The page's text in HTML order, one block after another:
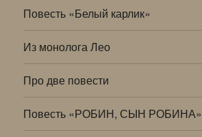
Повесть «Белый карлик»
Из монолога Лео
Про две повести
Повесть «РОБИН, СЫН РОБИНА»